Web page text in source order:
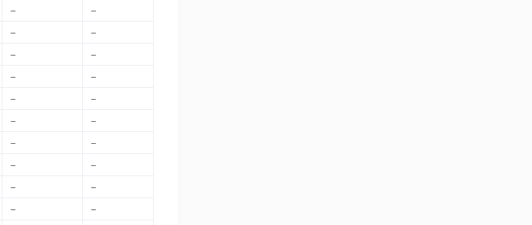
– –
– –
– –
– –
– –
– –
– –
– –
– –
– –